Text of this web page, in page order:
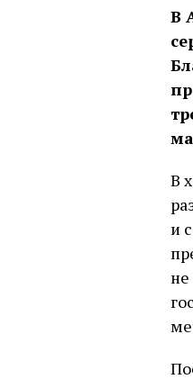
В
В
и
не